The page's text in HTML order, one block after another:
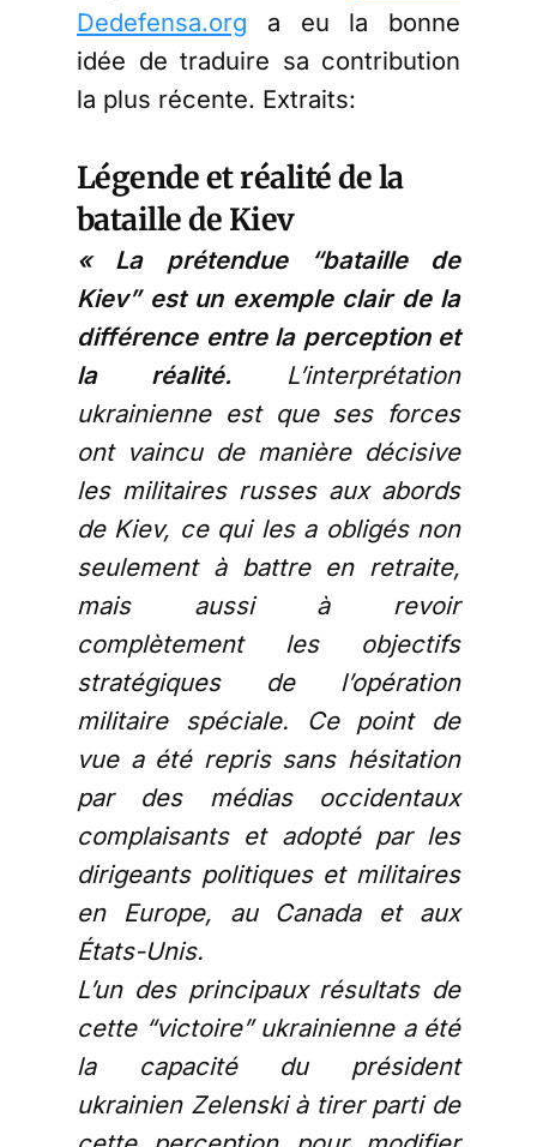
Dedefensa.org a eu la bonne
idée de traduire sa contribution
la plus récente. Extraits:
Légende et réalité de la
bataille de Kiev
« La prétendue “bataille de
Kiev” est un exemple clair de la
différence entre la perception et
la réalité. L’interprétation
ukrainienne est que ses forces
ont vaincu de manière décisive
les militaires russes aux abords
de Kiev, ce qui les a obligés non
seulement à battre en retraite,
mais aussi à revoir
complètement les objectifs
stratégiques de l’opération
militaire spéciale. Ce point de
vue a été repris sans hésitation
par des médias occidentaux
complaisants et adopté par les
dirigeants politiques et militaires
en Europe, au Canada et aux
États-Unis.
L’un des principaux résultats de
cette “victoire” ukrainienne a été
la capacité du président
ukrainien Zelenski à tirer parti de